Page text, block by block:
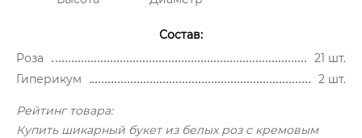
Состав:
Роза
21 шт.
Гиперикум
2 шт.
Рейтинг товара:
Купить шикарный букет из белых роз с кремовым